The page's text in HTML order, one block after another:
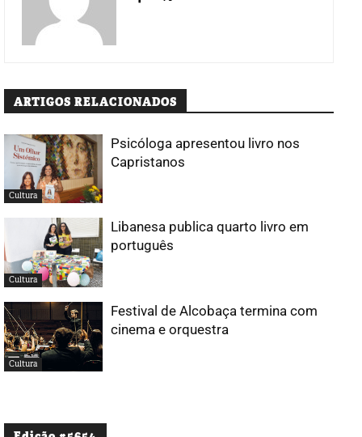
ARTIGOS RELACIONADOS
Cultura
Psicóloga apresentou livro nos
Capristanos
Cultura
Libanesa publica quarto livro em
português
Cultura
Festival de Alcobaça termina com
cinema e orquestra